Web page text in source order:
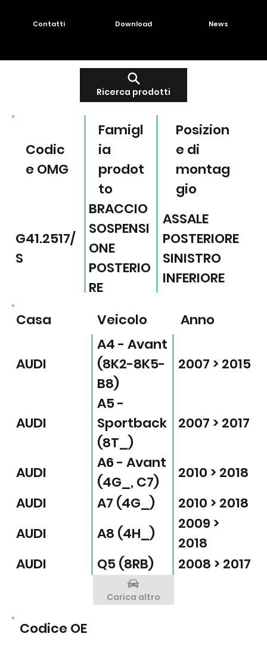
Ricerca prodotti
Contatti Download News
Posizion
e di
montag
gio
Famigl
ia
prodot
to
Codic
e OMG
ASSALE
POSTERIORE
SINISTRO
INFERIORE
BRACCIO
SOSPENSI
ONE
POSTERIO
RE
G41.2517/
S
Codice OE
Veicolo Anno
Casa
AUDI
A4 - Avant
(8K2-8K5-
B8)
2007 > 2015
AUDI
A5 -
Sportback
(8T_)
2007 > 2017
AUDI
A6 - Avant
(4G_, C7)
2010 > 2018
AUDI
A7 (4G_)
2010 > 2018
AUDI
A8 (4H_)
2009 >
2018
AUDI
Q5 (8RB) 2008 > 2017
Carica altro